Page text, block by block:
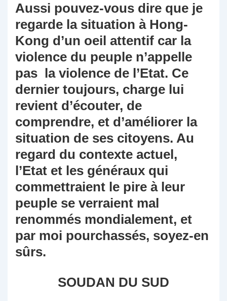
Aussi pouvez-vous dire que je
regarde la situation à Hong-
Kong d’un oeil attentif car la
violence du peuple n’appelle
pas la violence de l’Etat. Ce
dernier toujours, charge lui
revient d’écouter, de
comprendre, et d’améliorer la
situation de ses citoyens. Au
regard du contexte actuel,
l’Etat et les généraux qui
commettraient le pire à leur
peuple se verraient mal
renommés mondialement, et
par moi pourchassés, soyez-en
sûrs.
SOUDAN DU SUD